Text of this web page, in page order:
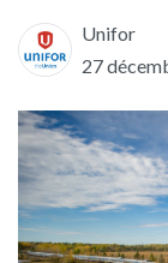
Unifor
27